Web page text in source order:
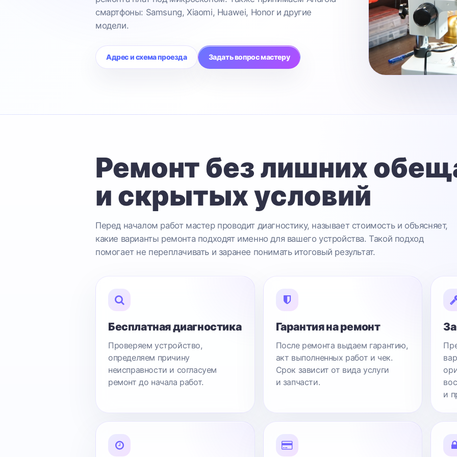
смартфоны: Samsung, Xiaomi, Huawei, Honor и другие
модели.
Адрес и схема проезда Задать вопрос мастеру
Ремонт без лишних
и скрытых условий
Перед началом работ мастер проводит диагностику, называет стоимость и объясняет,
какие варианты ремонта подходят именно для вашего устройства. Такой подход
помогает не переплачивать и заранее понимать итоговый результат.
Бесплатная диагностика
Проверяем устройство,
определяем причину
неисправности и согласуем
ремонт до начала работ.
Гарантия на ремонт
После ремонта выдаем гарантию,
акт выполненных работ и чек.
Срок зависит от вида услуги
и запчасти.
и